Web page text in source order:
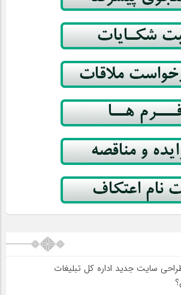
سایت جدید اداره کل تبلیغات